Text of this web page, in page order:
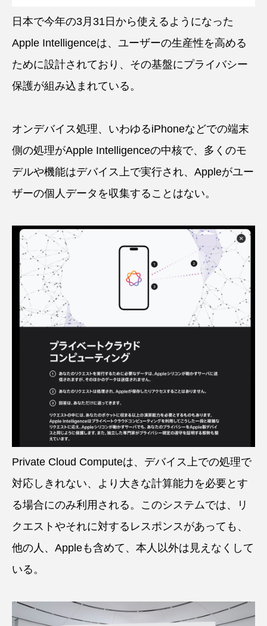
日本で今年の3月31日から使えるようになった
Apple Intelligenceは、ユーザーの生産性を高める
ために設計されており、その基盤にプライバシー
保護が組み込まれている。
オンデバイス処理、いわゆるiPhoneなどでの端末
側の処理がApple Intelligenceの中核で、多くのモ
デルや機能はデバイス上で実行され、Appleがユー
ザーの個人データを収集することはない。
Private Cloud Computeは、デバイス上での処理で
対応しきれない、より大きな計算能力を必要とす
る場合にのみ利用される。このシステムでは、リ
クエストやそれに対するレスポンスがあっても、
他の人、Appleも含めて、本人以外は見えなくして
いる。